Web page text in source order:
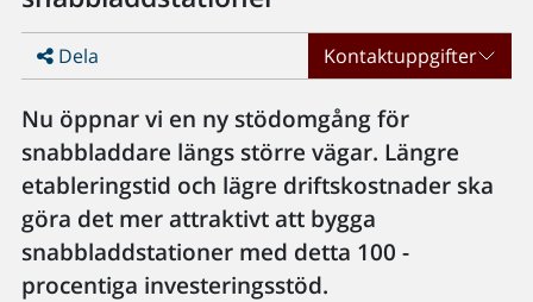
Dela Kontaktuppgifter
Nu öppnar vi en ny stödomgång för
snabbladdare längs större vägar. Längre
etableringstid och lägre driftskostnader ska
göra det mer attraktivt att bygga
snabbladdstationer med detta 100 -
procentiga investeringsstöd.